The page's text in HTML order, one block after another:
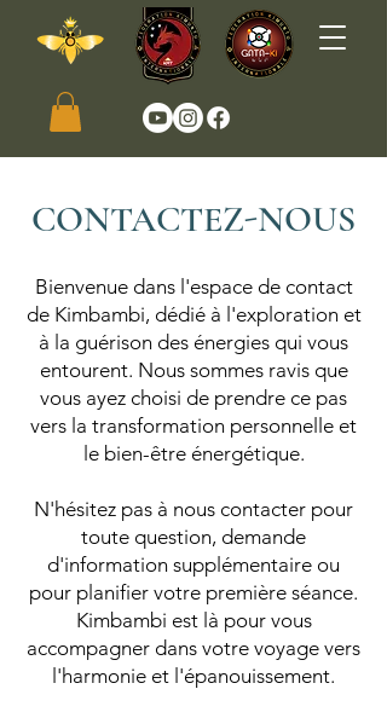
CONTACTEZ-NOUS
Bienvenue dans l'espace de contact
de Kimbambi, dédié à l'exploration et
à la guérison des énergies qui vous
entourent. Nous sommes ravis que
vous ayez choisi de prendre ce pas
vers la transformation personnelle et
le bien-être énergétique.
N'hésitez pas à nous contacter pour
toute question, demande
d'information supplémentaire ou
pour planifier votre première séance.
Kimbambi est là pour vous
accompagner dans votre voyage vers
l'harmonie et l'épanouissement.